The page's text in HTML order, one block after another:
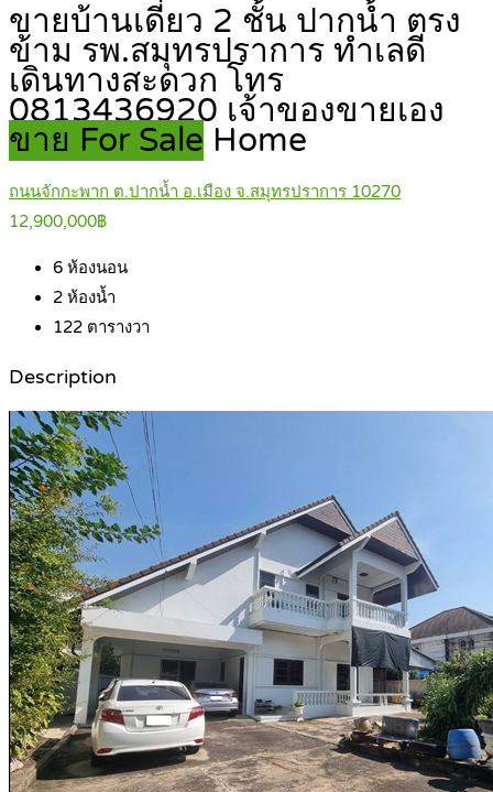
ขายบ้านเดี่ยว 2 ชั้น ปากน้ำ ตรง
ข้าม รพ.สมุทรปราการ ทำเลดี
เดินทางสะดวก โทร
0813436920 เจ้าของขายเอง
ขาย For Sale Home
ถนนจักกะพาก ต.ปากน้ำ อ.เมือง จ.สมุทรปราการ 10270
12,900,000฿
6 ห้องนอน
2 ห้องน้ำ
122 ตารางวา
Description